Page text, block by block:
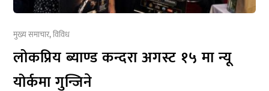
मुख्य समाचार,विविध
लोकप्रिय ब्याण्ड कन्दरा अगस्ट १५ मा न्यू
योर्कमा गुन्जिने